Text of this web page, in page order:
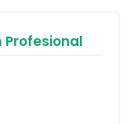
Profesional